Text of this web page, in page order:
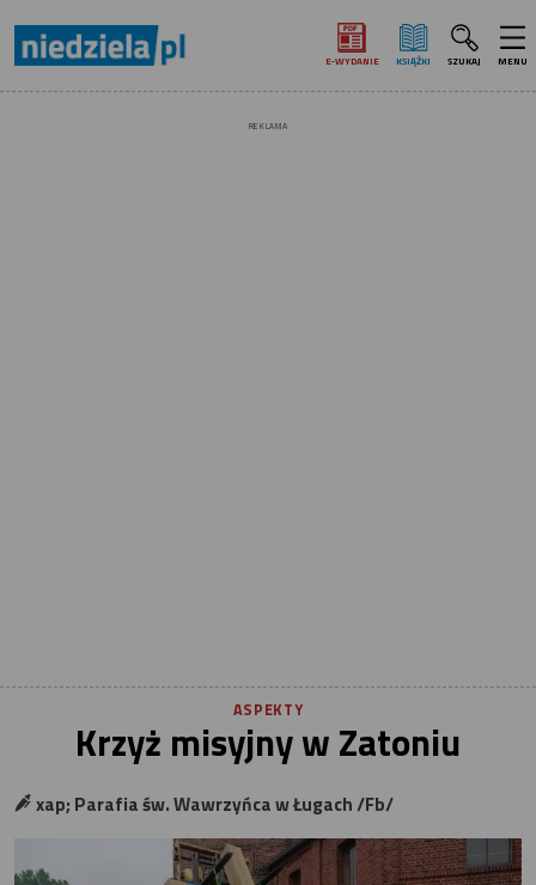
E‑WYDANIE KSIĄŻKI SZUKAJ MENU
REKLAMA
ASPEKTY
Krzyż misyjny w Zatoniu
xap; Parafia św. Wawrzyńca w Ługach /Fb/